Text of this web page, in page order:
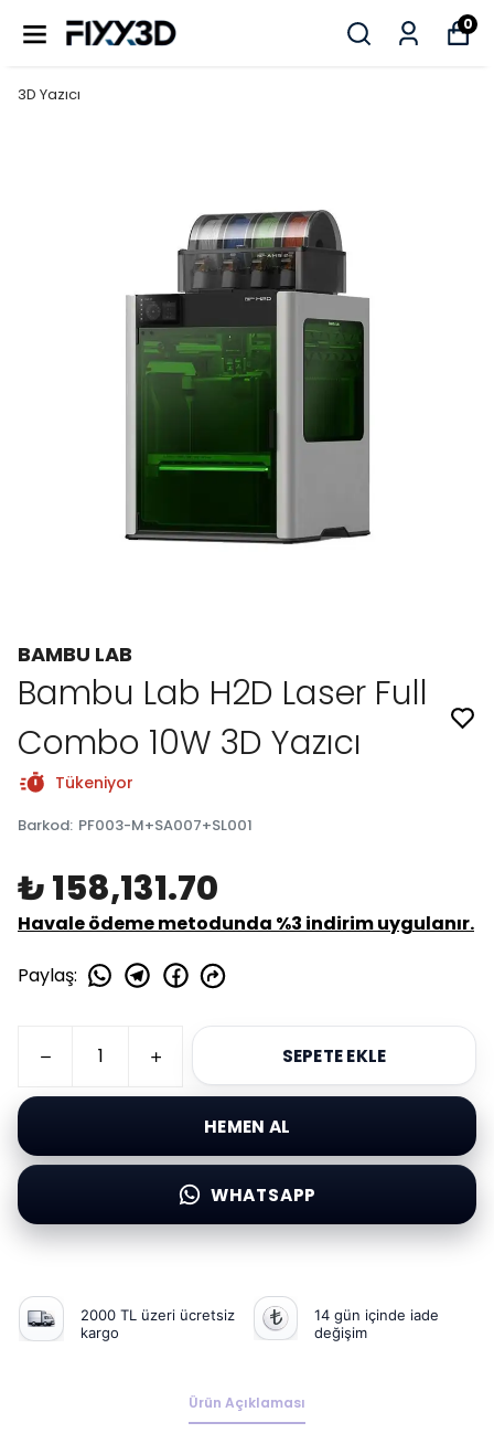
0
3D Yazıcı
BAMBU LAB
Bambu Lab H2D Laser Full
Combo 10W 3D Yazıcı
Tükeniyor
Barkod: PF003-M+SA007+SL001
₺ 158,131.70
Havale ödeme metodunda %3 indirim uygulanır.
Paylaş:
SEPETE EKLE
HEMEN AL
WHATSAPP
2000 TL üzeri ücretsiz
kargo
14 gün içinde iade
değişim
Ürün Açıklaması